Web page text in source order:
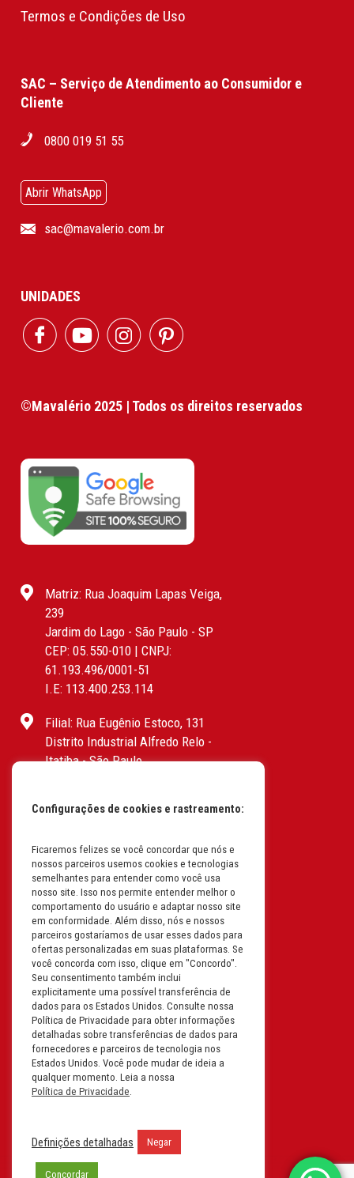
Termos e Condições de Uso
SAC – Serviço de Atendimento ao Consumidor e
Cliente
0800 019 51 55
Abrir WhatsApp
sac@mavalerio.com.br
UNIDADES
©Mavalério 2025 | Todos os direitos reservados
Matriz: Rua Joaquim Lapas Veiga,
239
Jardim do Lago - São Paulo - SP
CEP: 05.550-010 | CNPJ:
61.193.496/0001-51
I.E: 113.400.253.114
Filial: Rua Eugênio Estoco, 131
Distrito Industrial Alfredo Relo -
Itatiba - São Paulo
I.E: 382.096.357.1147
Filial: Av. Odila Chaves Rodrigues,
1277
Parque industrial RM - Condomínio
Therapark - Jundiaí - São Paulo
CEP: 13.213-087 | CNPJ:
61.193.496/0018-08
I.E: 407.642.800.114
Filial: Rua em Projeto G, 728 – Letra A
B C D
Tabuleiro do Martins – Maceió -
Alagoas
CEP. 57081-036 | CNPJ:
61.193.496/0014-76
Filial: Mavalerio, USA Inc.
11990 N Lakeridge Pkwy
Configurações de cookies e rastreamento:
Ficaremos felizes se você concordar que nós e
nossos parceiros usemos cookies e tecnologias
semelhantes para entender como você usa
nosso site. Isso nos permite entender melhor o
comportamento do usuário e adaptar nosso site
em conformidade. Além disso, nós e nossos
parceiros gostaríamos de usar esses dados para
ofertas personalizadas em suas plataformas. Se
você concorda com isso, clique em "Concordo".
Seu consentimento também inclui
explicitamente uma possível transferência de
dados para os Estados Unidos. Consulte nossa
Política de Privacidade para obter informações
detalhadas sobre transferências de dados para
fornecedores e parceiros de tecnologia nos
Estados Unidos. Você pode mudar de ideia a
qualquer momento. Leia a nossa
Política de Privacidade.
Definições detalhadas Negar
Concordar